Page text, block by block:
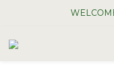
夏日